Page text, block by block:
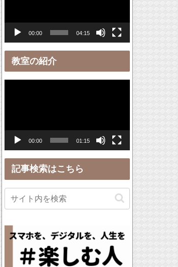
レ
ヤ
ー
00:00 04:15
教室の紹介
レ
ヤ
ー
00:00 01:15
記事検索はこちら